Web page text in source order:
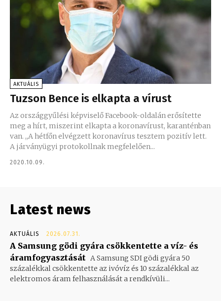
AKTUÁLIS
Tuzson Bence is elkapta a vírust
Az országgyűlési képviselő Facebook-oldalán erősítette
meg a hírt, miszerint elkapta a koronavírust, karanténban
van. ,,A hétfőn elvégzett koronavírus tesztem pozitív lett.
A járványügyi protokollnak megfelelően...
2020.10.09.
Latest news
AKTUÁLIS 2026.07.31.
A Samsung gödi gyára csökkentette a víz- és
áramfogyasztását A Samsung SDI gödi gyára 50
százalékkal csökkentette az ivóvíz és 10 százalékkal az
elektromos áram felhasználását a rendkívüli...